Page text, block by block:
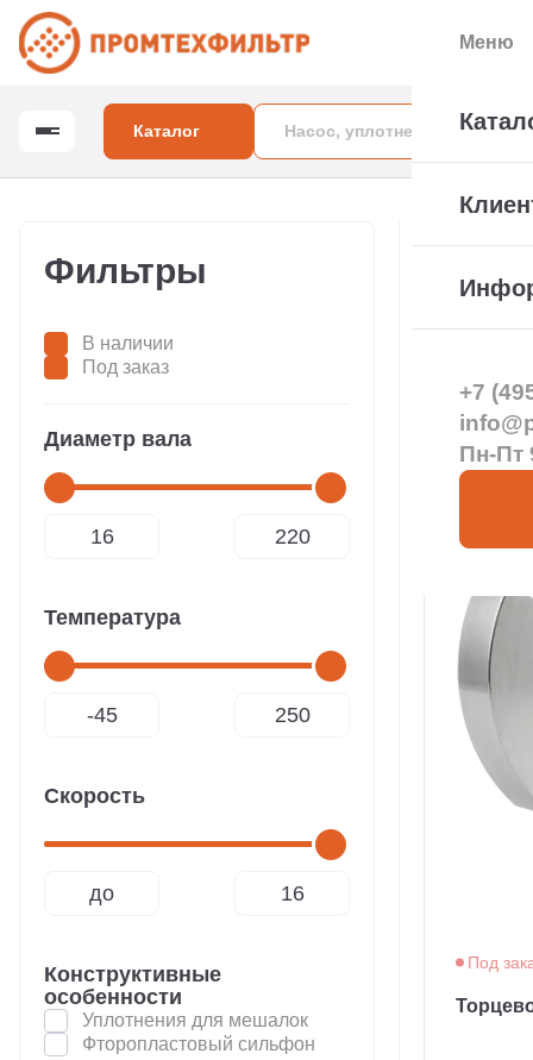
Каталог
Фильтры
В наличии
Под заказ
Диаметр вала
Температура
Скорость
до
Конструктивные
особенности
Уплотнения для мешалок
Фторопластовый сильфон
Под
Меню
+7
Пн-Пт